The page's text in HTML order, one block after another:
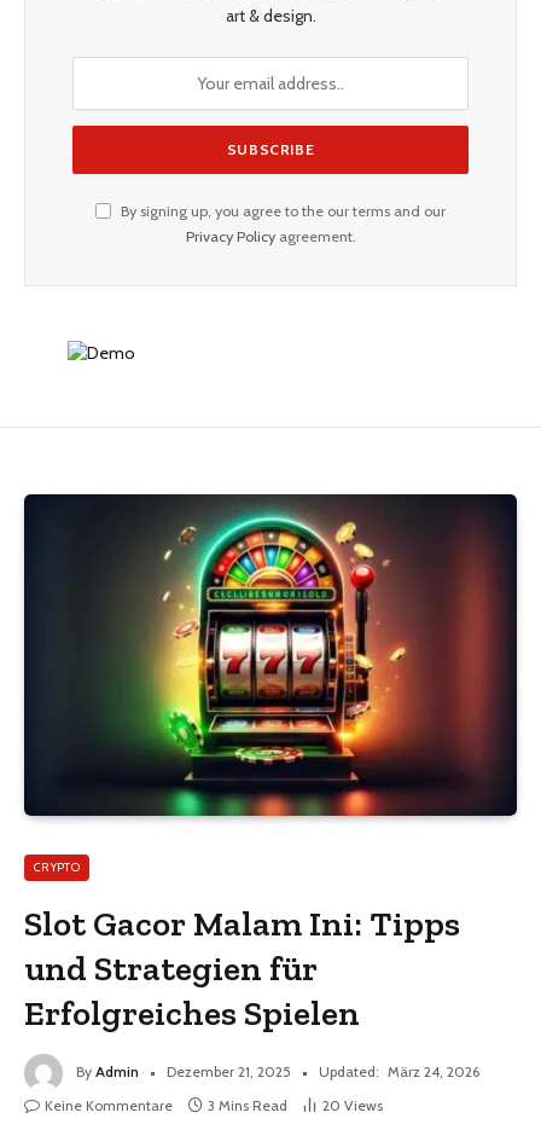
art & design.
By signing up, you agree to the our terms and our
Privacy Policyagreement.
CRYPTO
Slot Gacor Malam Ini: Tipps
und Strategien für
Erfolgreiches Spielen
By Admin Dezember 21, 2025 Updated: März 24, 2026
Keine Kommentare
3 Mins Read 20 Views